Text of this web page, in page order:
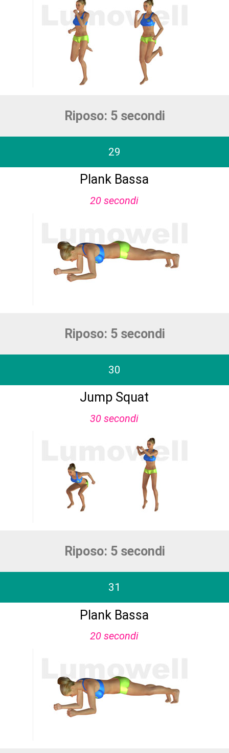
Riposo: 5 secondi
29
Plank Bassa
20 secondi
Riposo: 5 secondi
30
Jump Squat
30 secondi
Riposo: 5 secondi
31
Plank Bassa
20 secondi